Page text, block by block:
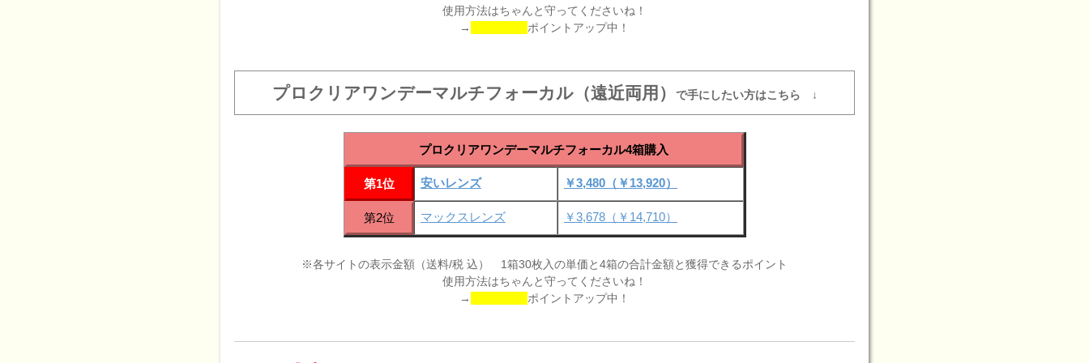
使用方法はちゃんと守ってくださいね！
→
ポイントアップ中！
プロクリアワンデーマルチフォーカル（遠近両用） で手にしたい方はこちら ↓
プロクリアワンデーマルチフォーカル4箱購入
第1位 安いレンズ ￥3,480（￥13,920）
第2位 マックスレンズ ￥3,678（￥14,710）
※各サイトの表示金額（送料/税 込） 1箱30枚入の単価と4箱の合計金額と獲得できるポイント
使用方法はちゃんと守ってくださいね！
→
ポイントアップ中！